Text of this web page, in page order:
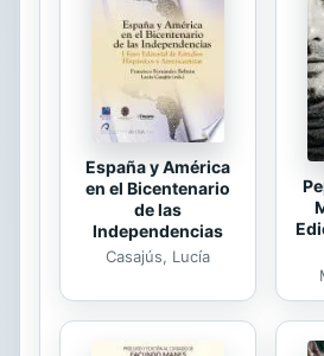
claridad y sencillez.
llena de humor,
sorpresas". Robert
"Propone formas
vez
España y América
en el Bicentenario
de las
Independencias
Casajús, Lucía